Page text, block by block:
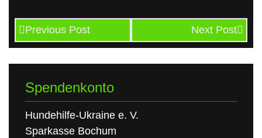
Previous Post Next Post
Spendenkonto
Hundehilfe-Ukraine e. V.
Sparkasse Bochum